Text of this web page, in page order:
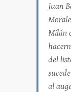
Juan
Milán
del
al